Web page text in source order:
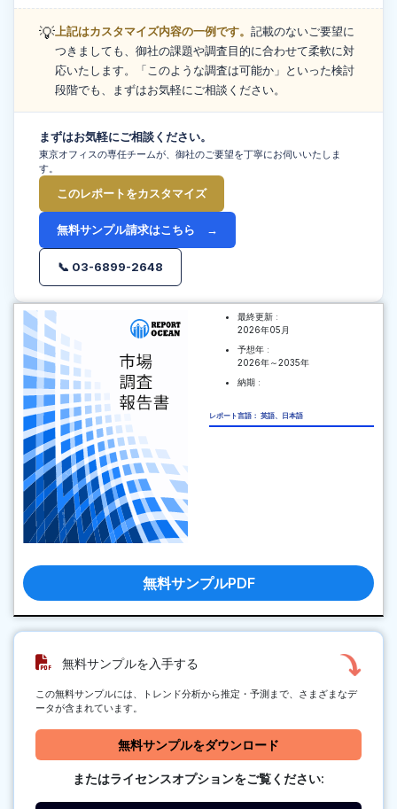
💡上記はカスタマイズ内容の一例です。 記載のないご要望に
つきましても、御社の課題や調査目的に合わせて柔軟に対
応いたします。「このような調査は可能か」といった検討
段階でも、まずはお気軽にご相談ください。
まずはお気軽にご相談ください。
東京オフィスの専任チームが、御社のご要望を丁寧にお伺いいたしま
す。
このレポートをカスタマイズ
無料サンプル請求はこちら →
📞 03-6899-2648
最終更新 :
2026年05月
予想年 :
2026年～2035年
納期 :
レポート言語： 英語、日本語
無料サンプルPDF
無料サンプルを入手する
この無料サンプルには、トレンド分析から推定・予測まで、さまざまなデ
ータが含まれています。
無料サンプルをダウンロード
またはライセンスオプションをご覧ください: